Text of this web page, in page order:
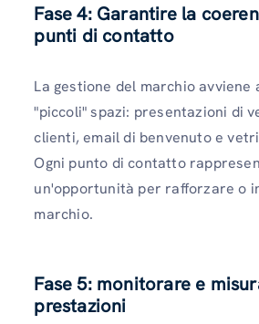
Fase 4: Garantire la
punti di contatto
La gestione del marchio avviene
"piccoli" spazi: presentazioni di
clienti, email di benvenuto e
Ogni punto di contatto
un'opportunità per rafforzare o
marchio.
Fase 5: monitorare e
prestazioni